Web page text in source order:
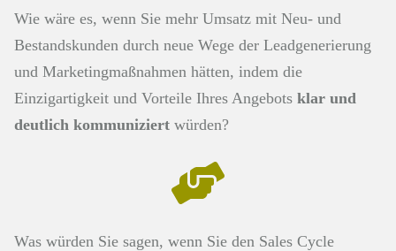
Wie wäre es, wenn Sie mehr Umsatz mit Neu- und
Bestandskunden durch neue Wege der Leadgenerierung
und Marketingmaßnahmen hätten, indem die
Einzigartigkeit und Vorteile Ihres Angebots klar und
deutlich kommuniziert würden?
Was würden Sie sagen, wenn Sie den Sales Cycle